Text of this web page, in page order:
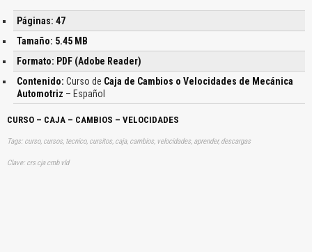
Páginas: 47
Tamaño: 5.45 MB
Formato: PDF (Adobe Reader)
Contenido: Curso de Caja de Cambios o Velocidades de Mecánica
Automotriz – Español
CURSO – CAJA – CAMBIOS – VELOCIDADES
Tags: curso, cursos, tecnico, cursitos, caja, cambios, velocidades, aprender, descargas
Clave: crs cja cmb vld